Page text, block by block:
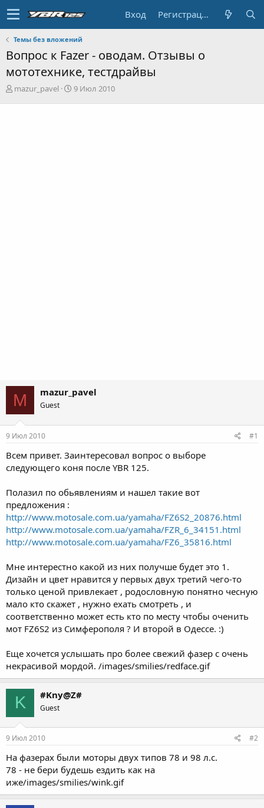
Вход Регистрация
Темы без вложений
Вопрос к Fazer - оводам. Отзывы о
мототехнике, тестдрайвы
А
mazur_pavel
Д
9 Июл 2010
M mazur_pavel
Guest
9 Июл 2010 #1
Всем привет. Заинтересовал вопрос о выборе
следующего коня после YBR 125.
Полазил по обьявлениям и нашел такие вот
предложения :
http://www.motosale.com.ua/yamaha/FZ6S2_20876.html
http://www.motosale.com.ua/yamaha/FZR_6_34151.html
http://www.motosale.com.ua/yamaha/FZ6_35816.html
Мне интерестно какой из них получше будет это 1.
Дизайн и цвет нравится у первых двух третий чего-то
только ценой привлекает , родословную понятно чесную
мало кто скажет , нужно ехать смотреть , и
соответственно может есть кто по месту чтобы оченить
мот FZ6S2 из Симферополя ? И второй в Одессе. :)
Еще хочется услышать про более свежий фазер с очень
некрасивой мордой. /images/smilies/redface.gif
K #Kny@Z#
Guest
9 Июл 2010 #2
На фазерах были моторы двух типов 78 и 98 л.с.
78 - не бери будешь ездить как на
иже/images/smilies/wink.gif